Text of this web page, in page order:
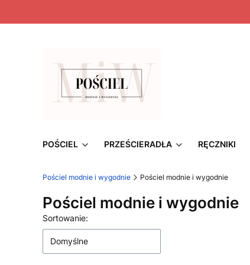
POŚCIEL PRZEŚCIERADŁA RĘCZNIKI
Pościel modnie i wygodnie Pościel modnie i wygodnie
Pościel modnie i wygodnie
Lista produktów
Sortowanie:
Domyślne